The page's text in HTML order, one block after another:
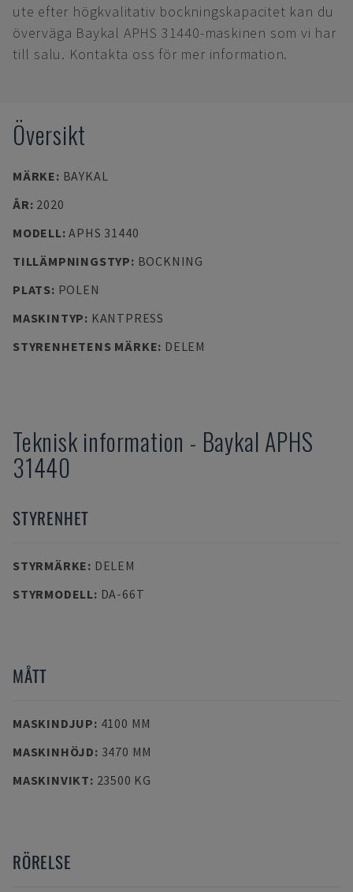
ute efter högkvalitativ bockningskapacitet kan du
överväga Baykal APHS 31440-maskinen som vi har
till salu. Kontakta oss för mer information.
Översikt
MÄRKE: BAYKAL
ÅR: 2020
MODELL:APHS 31440
TILLÄMPNINGSTYP: BOCKNING
PLATS: POLEN
MASKINTYP: KANTPRESS
STYRENHETENS MÄRKE: DELEM
Teknisk information - Baykal APHS
31440
STYRENHET
STYRMÄRKE: DELEM
STYRMODELL: DA-66T
MÅTT
MASKINDJUP: 4100 MM
MASKINHÖJD: 3470 MM
MASKINVIKT: 23500 KG
RÖRELSE